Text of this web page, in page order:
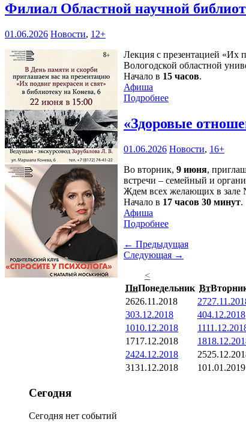
Филиал Областной научной
01.06.2026 Новости, 12+
Лекция с презентацией «Их
Вологодской областной
Начало в 15 часов.
Афиша
Подробнее
«Здоровые
01.06.2026 Новости, 16+
Во вторник, 9 июня,
встречи – семейный и
Ждем всех желающих в зале
Начало в 17 часов 30 минут.
Афиша
Подробнее
← Предыдущая
Следующая →
<
ПнПонедельник Вт
2626.11.2018 27
303.12.2018 404.12.2018
1010.12.2018 11
1717.12.2018 18
2424.12.2018 25
3131.12.2018 101.01.2019
Сегодня
Сегодня нет событий